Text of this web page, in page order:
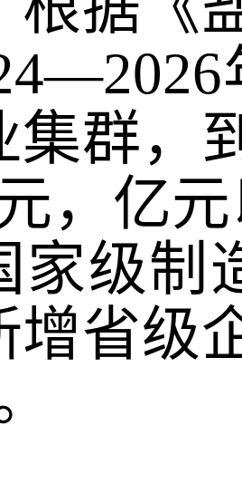
集群，
，亿
家级制
增省级